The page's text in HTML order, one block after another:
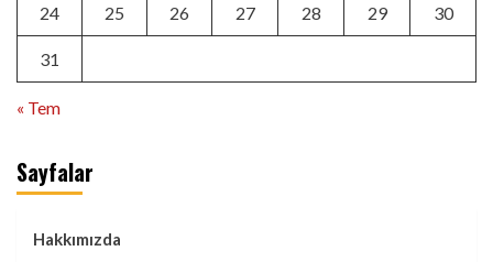
24 25 26 27 28 29 30
31
« Tem
Sayfalar
Hakkımızda